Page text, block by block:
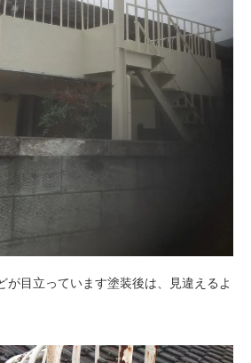
目立っています塗装後は、見違えるよ